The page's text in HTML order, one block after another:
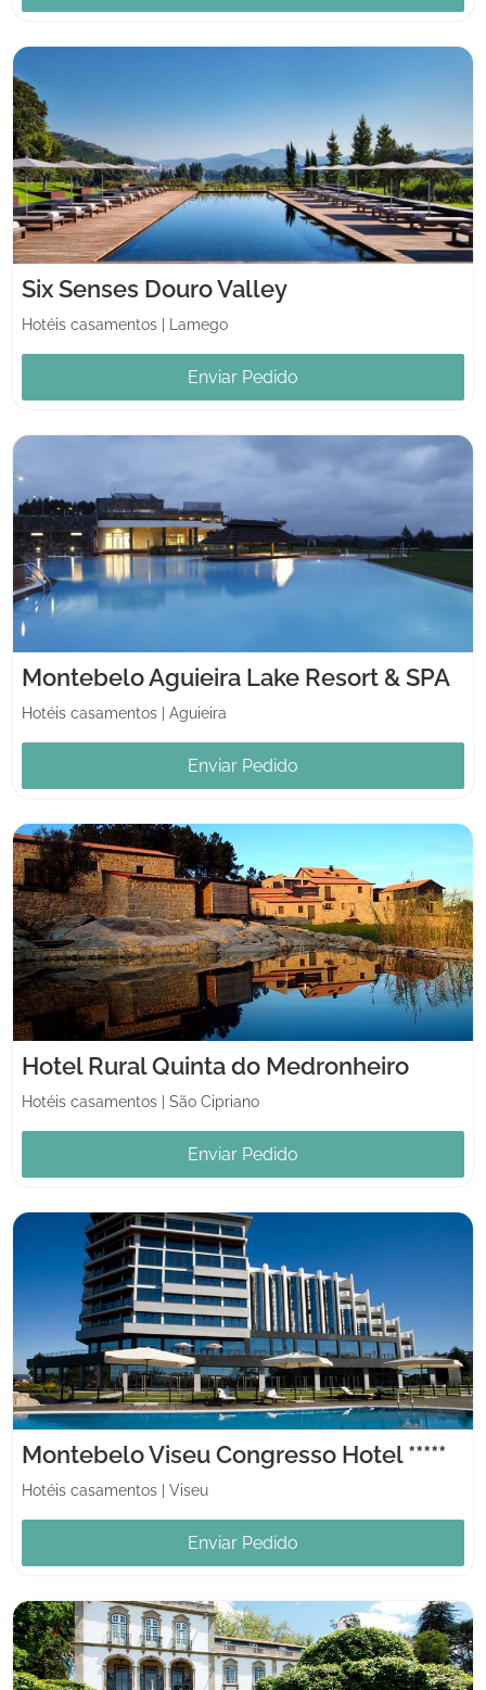
Six Senses Douro Valley
Hotéis casamentos Lamego
Enviar Pedido
Montebelo Aguieira Lake Resort & SPA
Hotéis casamentos Aguieira
Enviar Pedido
Hotel Rural Quinta do Medronheiro
Hotéis casamentos São Cipriano
Enviar Pedido
Montebelo Viseu Congresso Hotel *****
Hotéis casamentos Viseu
Enviar Pedido